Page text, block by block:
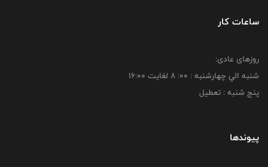
ساعات کار
روزهای عادی:
شنبه الي چهارشنبه : 00: 8 لغايت 16:00
پنج شنبه : تعطیل
پیوندها